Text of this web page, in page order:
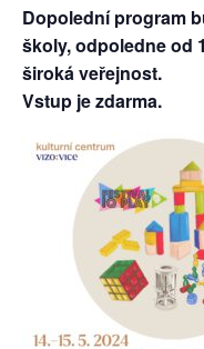
Dopolední program
školy, odpoledne od
široká veřejnost.
Vstup je zdarma.